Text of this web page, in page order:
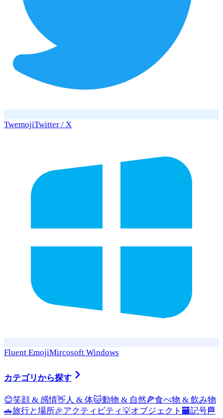
TwemojiTwitter / X
Fluent EmojiMircosoft Windows
カテゴリから探す
😊笑顔 & 感情👋 人 & 体🐱動物 & 自然🍕食べ物 & 飲み物
🚗旅行と場所🎉アクティビティ💡オブジェクト 🏧記号🏁